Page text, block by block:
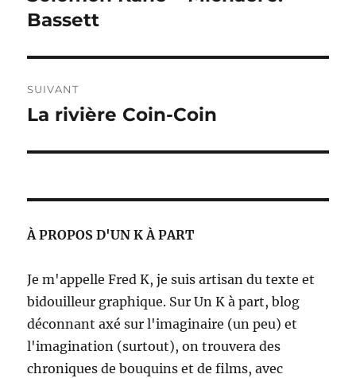
l’article
précédente :
Bassett
SUIVANT
Publication
La rivière Coin-Coin
À PROPOS D'UN K À PART
Je m'appelle Fred K, je suis artisan du texte et
bidouilleur graphique. Sur Un K à part, blog
déconnant axé sur l'imaginaire (un peu) et
l'imagination (surtout), on trouvera des
chroniques de bouquins et de films, avec